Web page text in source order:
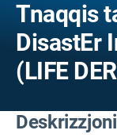
Tnaqqis
DisastEr
(LIFE
Deskrizzjoni